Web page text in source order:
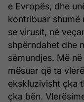
e Evropës, dhe
kontribuar shumë
se virusit, në
shpërndahet dhe
sëmundjes. Më
mësuar që ta
ekskluzivisht çka
çka bën.